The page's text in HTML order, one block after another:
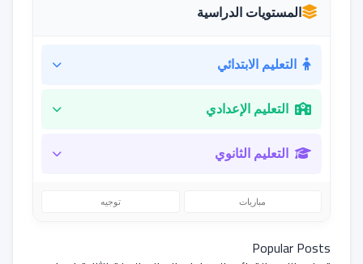
المستويات الدراسية
التعليم الابتدائي
التعليم الإعدادي
التعليم الثانوي
مباريات توجيه
Popular Posts